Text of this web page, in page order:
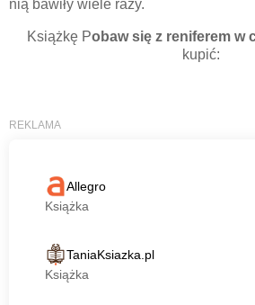
nią bawiły wiele razy.
Książkę Pobaw się z reniferem w
kupić: